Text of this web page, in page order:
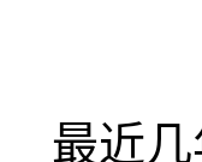
最近